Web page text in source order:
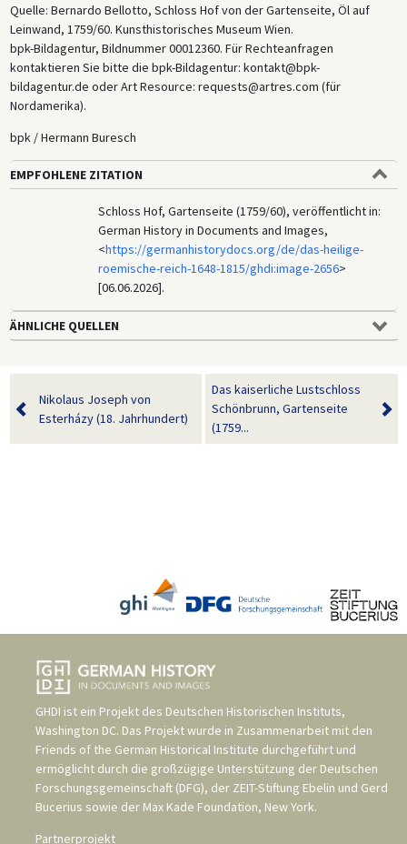
Quelle: Bernardo Bellotto, Schloss Hof von der Gartenseite, Öl auf
Leinwand, 1759/60. Kunsthistorisches Museum Wien.
bpk-Bildagentur, Bildnummer 00012360. Für Rechteanfragen
kontaktieren Sie bitte die bpk-Bildagentur: kontakt@bpk-
bildagentur.de oder Art Resource: requests@artres.com (für
Nordamerika).
bpk / Hermann Buresch
EMPFOHLENE ZITATION
Schloss Hof, Gartenseite (1759/60), veröffentlicht in:
German History in Documents and Images,
<https://germanhistorydocs.org/de/das-heilige-
roemische-reich-1648-1815/ghdi:image-2656>
[06.06.2026].
ÄHNLICHE QUELLEN
Nikolaus Joseph von
Esterházy (18. Jahrhundert)
Das kaiserliche Lustschloss
Schönbrunn, Gartenseite
(1759...
GHDI ist ein Projekt des Deutschen Historischen Instituts,
Washington DC. Das Projekt wurde in Zusammenarbeit mit den
Friends of the German Historical Institute durchgeführt und
ermöglicht durch die großzügige Unterstützung der Deutschen
Forschungsgemeinschaft (DFG), der ZEIT-Stiftung Ebelin und Gerd
Bucerius sowie der Max Kade Foundation, New York.
Partnerprojekt